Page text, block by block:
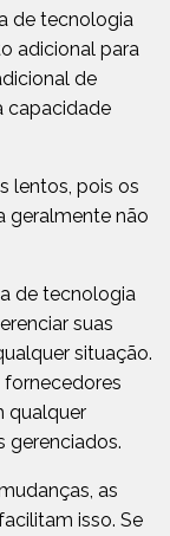
de tecnologia
adicional para
de
capacidade
lentos, pois os
geralmente não
de tecnologia
suas
situação.
qualquer
gerenciados.
as
isso. Se